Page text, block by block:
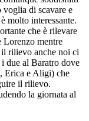
voglia di scavare e
molto interessante.
che è rilevare
Lorenzo mentre
rilievo anche noi ci
due al Baratro dove
Erica e Aligi) che
il rilievo.
la giornata al